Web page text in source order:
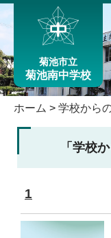
菊池市立
菊池南中学校
ホーム > 学校から
「学校
1